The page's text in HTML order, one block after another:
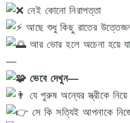
নেই কোনো নিরাপত্তা
আছে শুধু কিছু রাতের
আর ভোর হলে অচেনা হয়ে
—
ভেবে দেখুন—
যে পুরুষ অন্যের স্ত্রীকে
সে কি সত্যিই আপনাকে